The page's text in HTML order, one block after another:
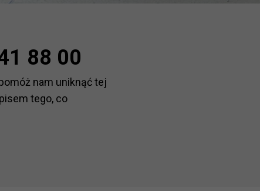
88 00
nam uniknąć tej
tego, co